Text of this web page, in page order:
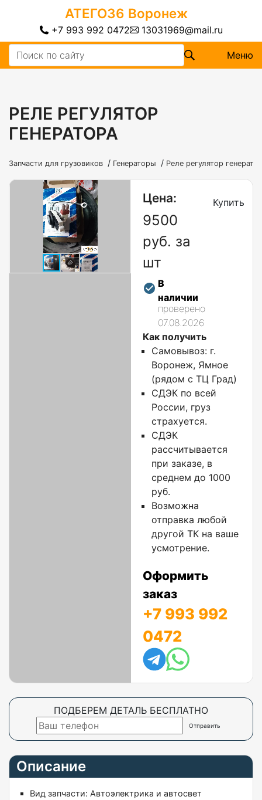
АТЕГО36 Воронеж
+7 993 992 0472 13031969@mail.ru
Меню
РЕЛЕ РЕГУЛЯТОР
ГЕНЕРАТОРА
Запчасти для грузовиков / Генераторы / Реле регулятор
Цена:
9500
руб. за
шт
В
наличии
проверено
07.08.2026
Купить
Как получить
Самовывоз: г.
Воронеж, Ямное
(рядом с ТЦ Град)
СДЭК по всей
России, груз
страхуется.
СДЭК
рассчитывается
при заказе, в
среднем до 1000
руб.
Возможна
отправка любой
другой ТК на ваше
усмотрение.
Оформить
заказ
+7 993 992
0472
ПОДБЕРЕМ ДЕТАЛЬ БЕСПЛАТНО
Описание
Вид запчасти: Автоэлектрика и автосвет